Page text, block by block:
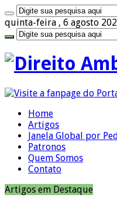
quinta-feira , 6 agosto
Home
Artigos
Janela Global por
Patronos
Quem Somos
Contato
Artigos em Destaque